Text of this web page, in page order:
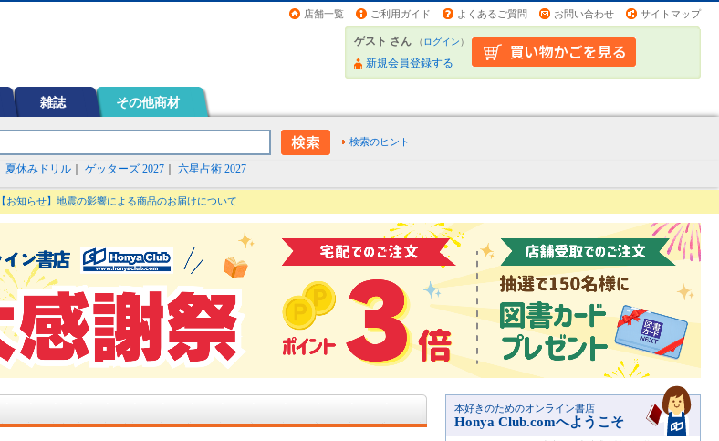
店舗一覧 ご利用ガイド よくあるご質問 お問い合わせ サイトマップ
ゲスト さん （ログイン）
新規会員登録する
雑誌 その他商材
検索のヒント
夏休みドリル ゲッターズ 2027 六星占術 2027
【お知らせ】地震の影響による商品のお届けについて
本好きのためのオンライン書店
Honya Club.comへようこそ